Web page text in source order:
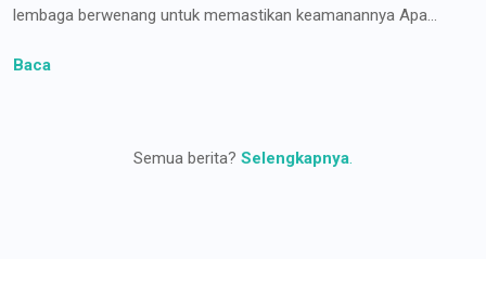
lembaga berwenang untuk memastikan keamanannya Apa...
Baca
Semua berita? Selengkapnya